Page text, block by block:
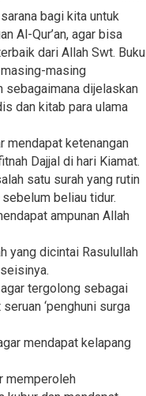
bagi kita untuk
Al-Qur’an, agar bisa
dari Allah Swt. Buku
masing
sebagaimana dijelaskan
dan kitab para ulama
mendapat ketenangan
Dajjal di hari Kiamat.
satu surah yang rutin
beliau tidur.
ampunan Allah
yang dicintai Rasulullah
tergolong sebagai
‘penghuni surga
mendapat kelapang
memperoleh